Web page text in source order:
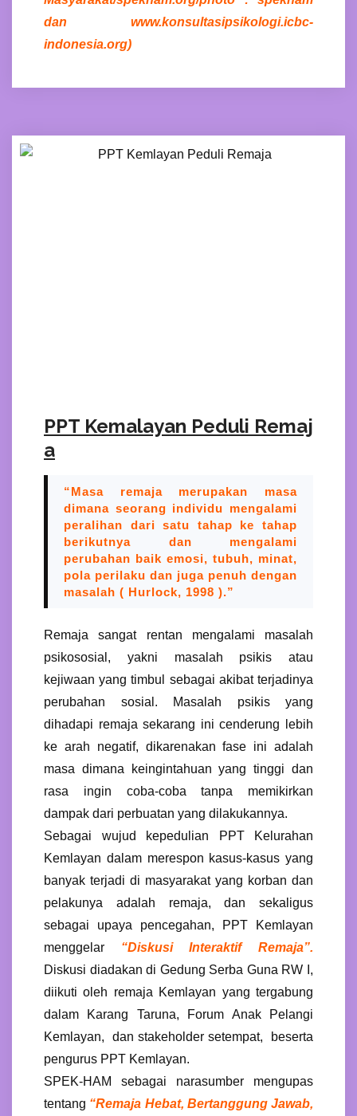
dan www.konsultasipsikologi.icbc-
indonesia.org)
PPT Kemalayan Peduli Remaj
a
“Masa remaja merupakan masa
dimana seorang individu mengalami
peralihan dari satu tahap ke tahap
berikutnya dan mengalami
perubahan baik emosi, tubuh, minat,
pola perilaku dan juga penuh dengan
masalah ( Hurlock, 1998 ).”
Remaja sangat rentan mengalami masalah
psikososial, yakni masalah psikis atau
kejiwaan yang timbul sebagai akibat terjadinya
perubahan sosial. Masalah psikis yang
dihadapi remaja sekarang ini cenderung lebih
ke arah negatif, dikarenakan fase ini adalah
masa dimana keingintahuan yang tinggi dan
rasa ingin coba-coba tanpa memikirkan
dampak dari perbuatan yang dilakukannya.
Sebagai wujud kepedulian PPT Kelurahan
Kemlayan dalam merespon kasus-kasus yang
banyak terjadi di masyarakat yang korban dan
pelakunya adalah remaja, dan sekaligus
sebagai upaya pencegahan, PPT Kemlayan
menggelar “Diskusi Interaktif Remaja”.
Diskusi diadakan di Gedung Serba Guna RW I,
diikuti oleh remaja Kemlayan yang tergabung
dalam Karang Taruna, Forum Anak Pelangi
Kemlayan, dan stakeholder setempat, beserta
pengurus PPT Kemlayan.
SPEK-HAM sebagai narasumber mengupas
tentang “Remaja Hebat, Bertanggung Jawab,